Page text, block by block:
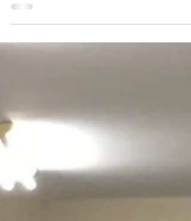
績を上げたい子のための学習塾”を掲げ、3年
ならば今の成績は問いません！」というスタ